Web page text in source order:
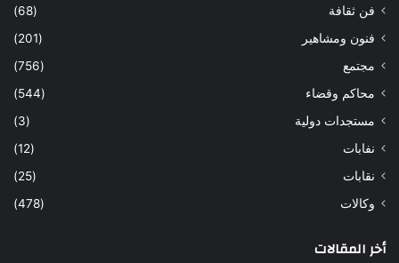
فن ثقافة
(68)
فنون ومشاهير
(201)
مجتمع
(756)
محاكم وقضاء
(544)
مستجدات دولية
(3)
نفابات
(12)
نقابات
(25)
وكالات
(478)
أخر المقالات